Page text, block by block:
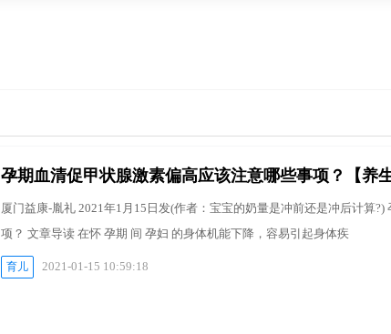
孕期血清促甲状腺激素偏高应该注意哪些事项？【养
厦门益康-胤礼 2021年1月15日发(作者：宝宝的奶量是冲前还是冲后计算
项？ 文章导读 在怀 孕期 间 孕妇 的身体机能下降，容易引起身体疾
育儿 2021-01-15 10:59:18